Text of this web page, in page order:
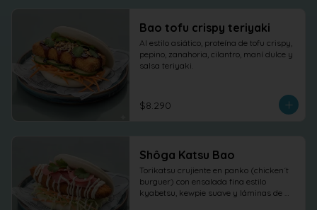
Bao tofu crispy teriyaki
Al estilo asiático, proteína de tofu crispy,
pepino, zanahoria, cilantro, maní dulce y
salsa teriyaki.
$8.290
Shôga Katsu Bao
Torikatsu crujiente en panko (chicken´t
burguer) con ensalada fina estilo
kyabetsu, kewpie suave y láminas de